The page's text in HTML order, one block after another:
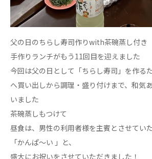
聖心美容クリニック
S-Labo（渋谷院）
医療法人社団 デンタルケアコミュニティ
フォレストデンタルクリニック
松園第二病院
複合ケアセンターまつぞの
医療法人社団 鴻愛会
こうのす共生病院
父の日のちらし寿司作りwith茶碗蒸し付き
手作りランチがもう11回目を迎えました
今回は父の日として「ちらし寿司」を作る
へ買い出しから調理・盛り付けまで、和気
いました
茶碗蒸しもつけて
昼食は、男性の利用者様を主賓とさせてい
「かんぱ～い 」と、
盛大にお祝いをさせていただきました！